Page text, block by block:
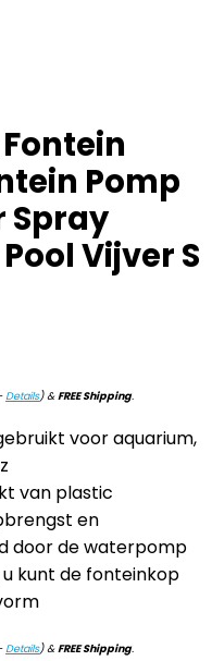
Fontein
Pomp
Spray
Vijver S
Details)&FREE Shipping.
voor aquarium,
van plastic
en
door de waterpomp
kunt de fonteinkop
Details)&FREE Shipping.